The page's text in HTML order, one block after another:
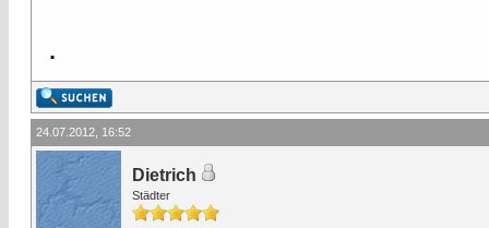
.
24.07.2012, 16:52
Dietrich
Städter